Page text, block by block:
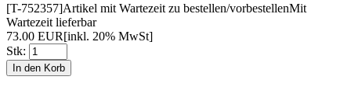
[T-752357]Artikel mit Wartezeit zu bestellen/vorbestellenMit
Wartezeit lieferbar
73.00 EUR[inkl. 20% MwSt]
Stk: